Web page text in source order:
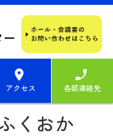
place
アクセス
phone_enabled
各部連絡先
くおか